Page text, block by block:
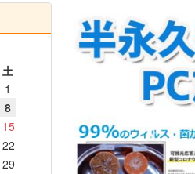
土
1
8
15
22
29